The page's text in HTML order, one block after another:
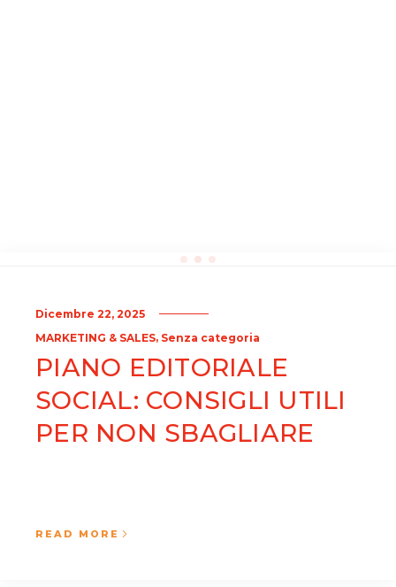
Dicembre 22, 2025
MARKETING & SALES, Senza categoria
PIANO EDITORIALE
SOCIAL: CONSIGLI UTILI
PER NON SBAGLIARE
READ MORE